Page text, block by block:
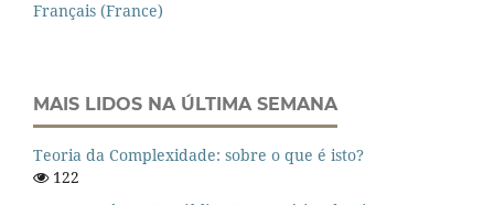
Français (France)
MAIS LIDOS NA ÚLTIMA SEMANA
Teoria da Complexidade: sobre o que é isto?
122